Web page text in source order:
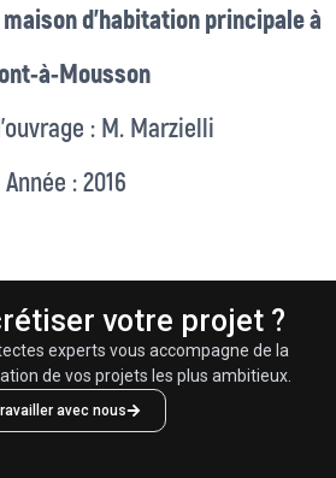
d’habitation principale à
à-Mousson
: M. Marzielli
Année : 2016
votre projet ?
experts vous accompagne de la
de vos projets les plus ambitieux.
avec nous